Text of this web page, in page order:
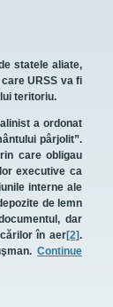
statele aliate,
URSS va fi
teritoriu.
a ordonat
pârjolit”.
care obligau
executive ca
interne ale
de lemn
dar
în aer[2].
Continue